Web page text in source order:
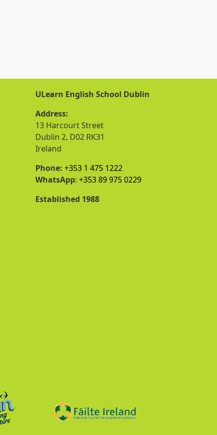
ULearn English School Dublin
Address:
13 Harcourt Street
Dublin 2, D02 RK31
Ireland
Phone: +353 1 475 1222
WhatsApp: +353 89 975 0229
Established 1988